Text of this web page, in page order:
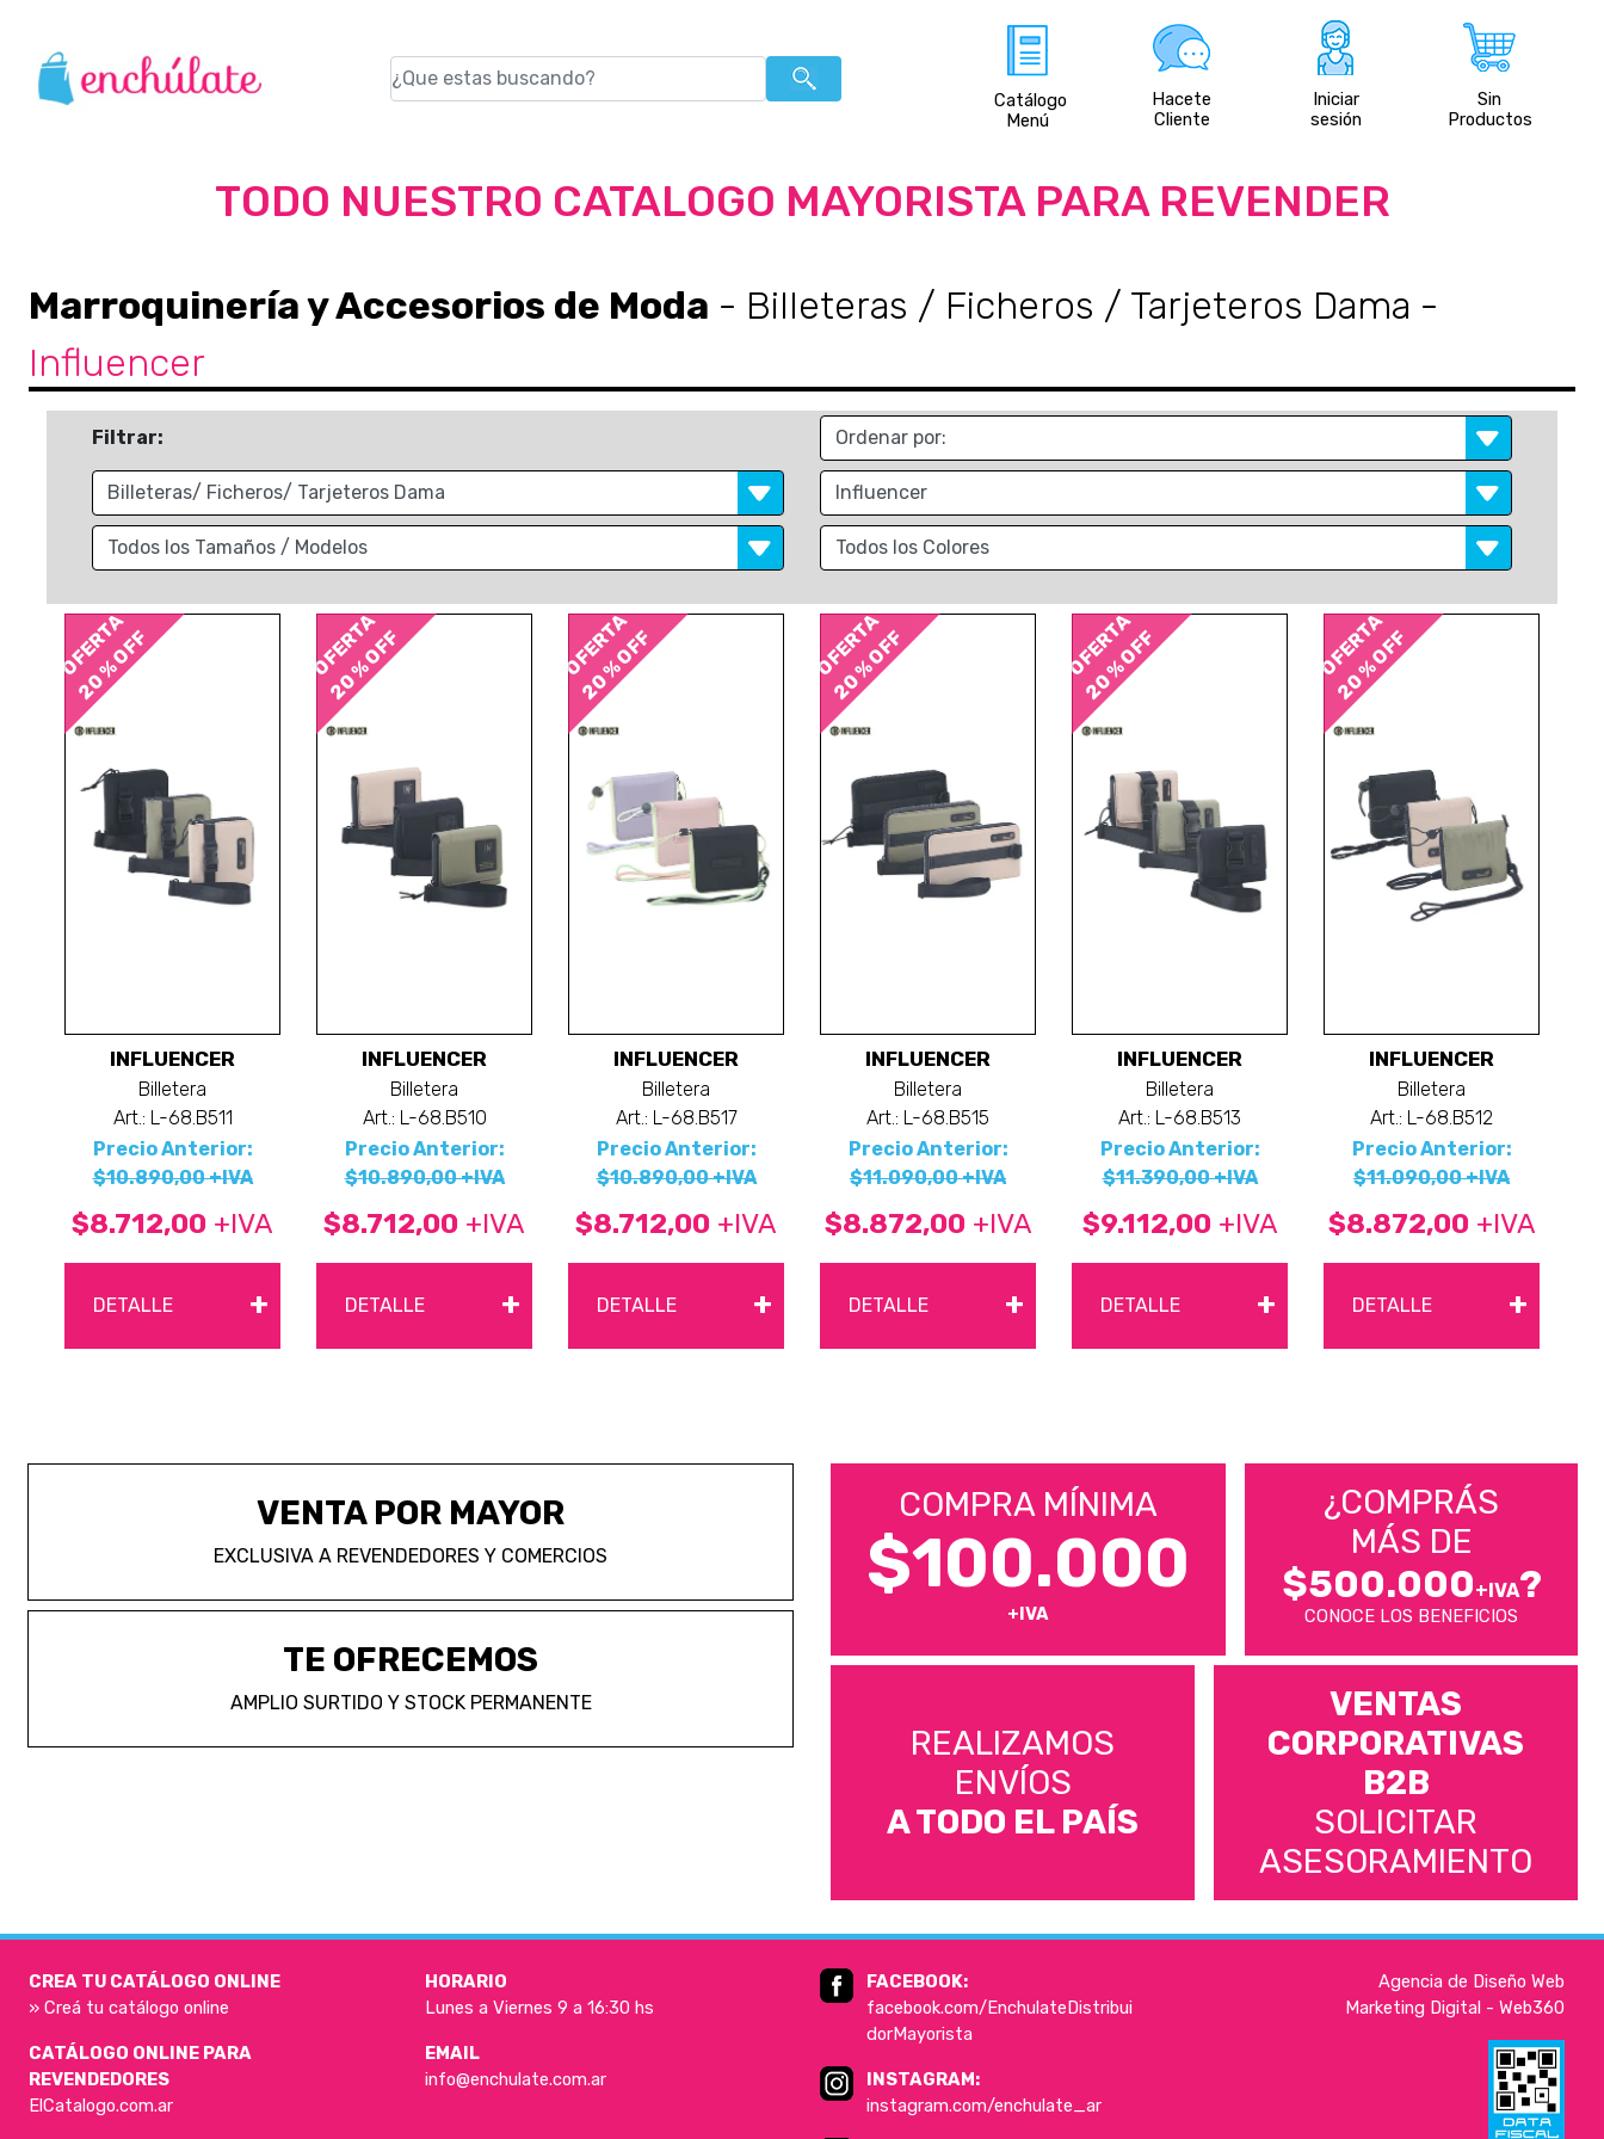
Catálogo
Menú
Hacete
Cliente
Iniciar
sesión
Sin
Productos
TODO NUESTRO CATALOGO MAYORISTA PARA REVENDER
Marroquinería y Accesorios de Moda - Billeteras / Ficheros / Tarjeteros Dama -
Influencer
Filtrar:
OFERTA
20 % OFF
INFLUENCER
Billetera
Art.: L-68.B511
Precio Anterior:
$10.890,00 +IVA
$8.712,00 +IVA
DETALLE +
OFERTA
20 % OFF
INFLUENCER
Billetera
Art.: L-68.B510
Precio Anterior:
$10.890,00 +IVA
$8.712,00 +IVA
DETALLE +
OFERTA
20 % OFF
INFLUENCER
Billetera
Art.: L-68.B517
Precio Anterior:
$10.890,00 +IVA
$8.712,00 +IVA
DETALLE +
OFERTA
20 % OFF
INFLUENCER
Billetera
Art.: L-68.B515
Precio Anterior:
$11.090,00 +IVA
$8.872,00 +IVA
DETALLE +
OFERTA
20 % OFF
INFLUENCER
Billetera
Art.: L-68.B513
Precio Anterior:
$11.390,00 +IVA
$9.112,00 +IVA
DETALLE +
OFERTA
20 % OFF
INFLUENCER
Billetera
Art.: L-68.B512
Precio Anterior:
$11.090,00 +IVA
$8.872,00 +IVA
DETALLE +
VENTA POR MAYOR
EXCLUSIVA A REVENDEDORES Y COMERCIOS
TE OFRECEMOS
AMPLIO SURTIDO Y STOCK PERMANENTE
COMPRA MÍNIMA
$100.000
+IVA
¿COMPRÁS
MÁS DE
$500.000+IVA?
CONOCE LOS BENEFICIOS
REALIZAMOS
ENVÍOS
A TODO EL PAÍS
VENTAS
CORPORATIVAS
B2B
SOLICITAR
ASESORAMIENTO
CREA TU CATÁLOGO ONLINE
» Creá tu catálogo online
CATÁLOGO ONLINE PARA
REVENDEDORES
ElCatalogo.com.ar
HORARIO
Lunes a Viernes 9 a 16:30 hs
EMAIL
info@enchulate.com.ar
FACEBOOK:
facebook.com/EnchulateDistribui
dorMayorista
INSTAGRAM:
instagram.com/enchulate_ar
Agencia de Diseño Web
Marketing Digital - Web360